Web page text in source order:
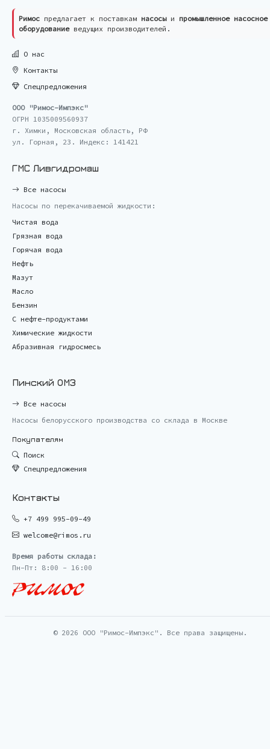
Римос предлагает к поставкам насосыи промышленное насосное
оборудованиеведущих производителей.
О нас
Контакты
Спецпредложения
ООО "Римос-Импэкс"
ОГРН 1035009560937
г. Химки, Московская область, РФ
ул. Горная, 23. Индекс: 141421
ГМС Ливгидромаш
Все насосы
Насосы по перекачиваемой жидкости:
Чистая вода
Грязная вода
Горячая вода
Нефть
Мазут
Масло
Бензин
С нефте-продуктами
Химические жидкости
Абразивная гидросмесь
Пинский ОМЗ
Все насосы
Насосы белорусского производства со склада в Москве
Покупателям
Поиск
Спецпредложения
Контакты
+7 499 995-09-49
welcome@rimos.ru
Время работы склада:
Пн-Пт: 8:00 - 16:00
© 2026 ООО "Римос-Импэкс". Все права защищены.